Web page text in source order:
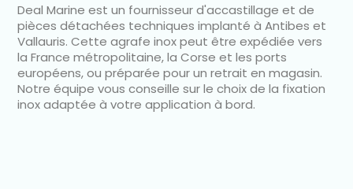
Deal Marine est un fournisseur d'accastillage et de
pièces détachées techniques implanté à Antibes et
Vallauris. Cette agrafe inox peut être expédiée vers
la France métropolitaine, la Corse et les ports
européens, ou préparée pour un retrait en magasin.
Notre équipe vous conseille sur le choix de la fixation
inox adaptée à votre application à bord.